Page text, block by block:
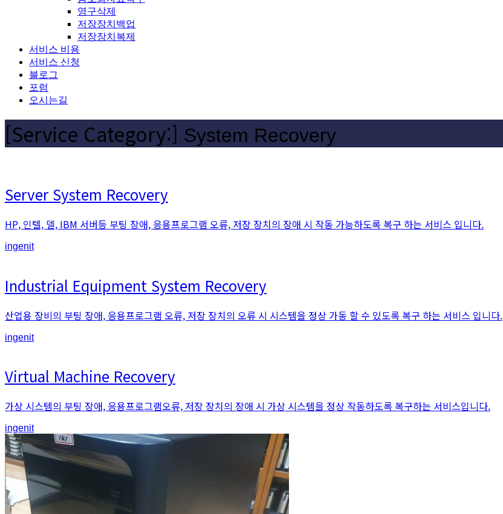
영구삭제
저장장치백업
저장장치복제
서비스 비용
서비스 신청
블로그
포럼
오시는길
[Service Category:] System Recovery
Server System Recovery
HP, 인텔, 델, IBM 서버등 부팅 장애, 응용프로그램 오류, 저장 장치의 장애 시 작동 가능하도록 복구 하는 서비스 입니다.
An
ingenit
Industrial Equipment System Recovery
산업용 장비의 부팅 장애, 응용프로그램 오류, 저장 장치의 오류 시 시스템을 정상 가동 할 수 있도록 복구 하는 서비스 입니다.
An
ingenit
Virtual Machine Recovery
가상 시스템의 부팅 장애, 응용프로그램오류, 저장 장치의 장애 시 가상 시스템을 정상 작동하도록 복구하는 서비스입니다.
An
article
by
ingenit